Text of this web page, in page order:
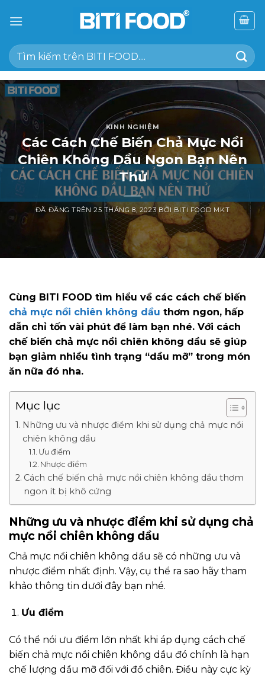
đến
dung
Tìm
kiếm:
KINH NGHIỆM
Các Cách Chế Biến Chả Mực Nồi
Chiên Không Dầu Ngon Bạn Nên
Thử
ĐÃ ĐĂNG TRÊN25 THÁNG 8, 2023 BỞI BITI FOOD MKT
Cùng BITI FOOD tìm hiểu về các cách chế biến
chả mực nồi chiên không dầu thơm ngon, hấp
dẫn chỉ tốn vài phút để làm bạn nhé. Với cách
chế biến chả mực nồi chiên không dầu sẽ giúp
bạn giảm nhiều tình trạng “dầu mỡ” trong món
ăn nữa đó nha.
Mục lục
Những ưu và nhược điểm khi sử dụng chả mực nồi
chiên không dầu
Ưu điểm
Nhược điểm
Cách chế biến chả mực nồi chiên không dầu thơm
ngon ít bị khô cứng
Những ưu và nhược điểm khi sử dụng chả
mực nồi chiên không dầu
Chả mực nồi chiên không dầu sẽ có những ưu và
nhược điểm nhất định. Vậy, cụ thể ra sao hãy tham
khảo thông tin dưới đây bạn nhé.
Ưu điểm
Có thể nói ưu điểm lớn nhất khi áp dụng cách chế
biến chả mực nồi chiên không dầu đó chính là hạn
chế lượng dầu mỡ đối với đồ chiên. Điều này cực kỳ